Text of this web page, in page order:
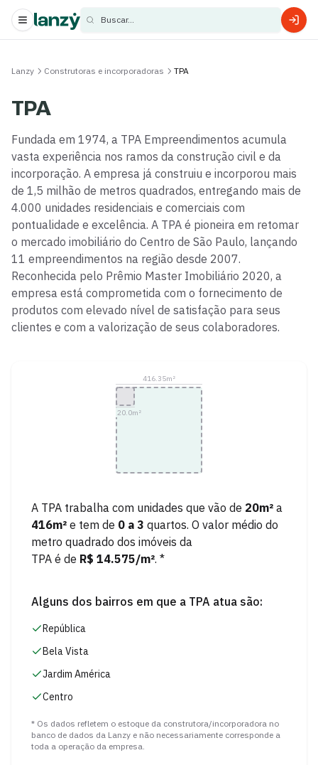
Buscar...
Lanzy Construtoras e incorporadoras TPA
TPA
Fundada em 1974, a TPA Empreendimentos acumula
vasta experiência nos ramos da construção civil e da
incorporação. A empresa já construiu e incorporou mais
de 1,5 milhão de metros quadrados, entregando mais de
4.000 unidades residenciais e comerciais com
pontualidade e excelência. A TPA é pioneira em retomar
o mercado imobiliário do Centro de São Paulo, lançando
11 empreendimentos na região desde 2007.
Reconhecida pelo Prêmio Master Imobiliário 2020, a
empresa está comprometida com o fornecimento de
produtos com elevado nível de satisfação para seus
clientes e com a valorização de seus colaboradores.
416.35m²
20.0m²
A TPA trabalha com unidades que vão de 20m² a
416m² e tem de 0 a 3 quartos. O valor médio do
metro quadrado dos imóveis da
TPA é de R$ 14.575/m². *
Alguns dos bairros em que a TPA atua são:
República
Bela Vista
Jardim América
Centro
* Os dados refletem o estoque da construtora/incorporadora no
banco de dados da Lanzy e não necessariamente corresponde a
toda a operação da empresa.